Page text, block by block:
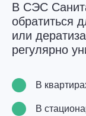
В СЭС
обратиться
или
регулярно
В
В